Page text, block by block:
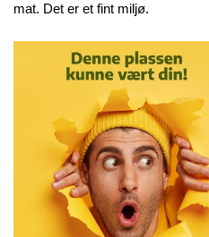
mat. Det er et fint miljø.